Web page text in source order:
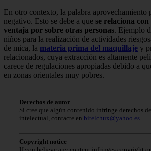
En otro contexto, la palabra aprovechamiento
negativo. Esto se debe a que se relaciona
ventaja por sobre otras personas. Ejemplo
niños para la realización de actividades
de mica, la materia prima del maquillaje y
relacionados, cuya extracción es altamente
carece de regulaciones apropiadas debido a
en zonas orientales muy pobres.
Derechos de autor
Si cree que algún contenido infringe derechos
intelectual, contacte en bitelchux@yahoo.es
Copyright notice
If you believe any content infringes copyright